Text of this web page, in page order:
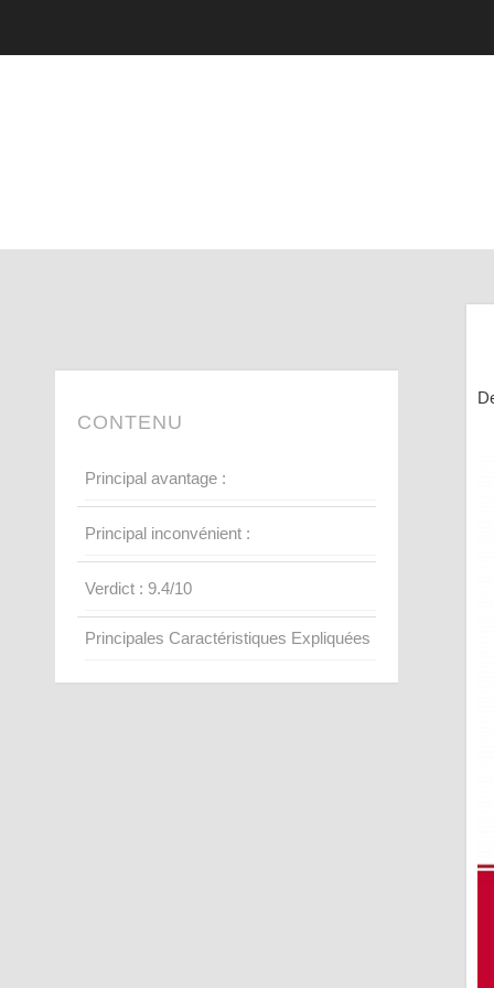
CONTENU
Principal avantage :
Principal inconvénient :
Verdict : 9.4/10
Principales Caractéristiques Expliquées